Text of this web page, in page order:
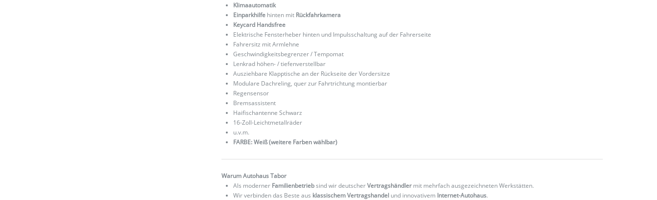
Klimaautomatik
Einparkhilfe hinten mit Rückfahrkamera
Keycard Handsfree
Elektrische Fensterheber hinten und Impulsschaltung auf der Fahrerseite
Fahrersitz mit Armlehne
Geschwindigkeitsbegrenzer / Tempomat
Lenkrad höhen- / tiefenverstellbar
Ausziehbare Klapptische an der Rückseite der Vordersitze
Modulare Dachreling, quer zur Fahrtrichtung montierbar
Regensensor
Bremsassistent
Haifischantenne Schwarz
16-Zoll-Leichtmetallräder
u.v.m.
FARBE: Weiß (weitere Farben wählbar)
Warum Autohaus Tabor
Als moderner Familienbetriebsind wir deutscherVertragshändler mit mehrfach ausgezeichneten Werkstätten.
Wir verbinden das Beste aus klassischem Vertragshandel und innovativem Internet-Autohaus.